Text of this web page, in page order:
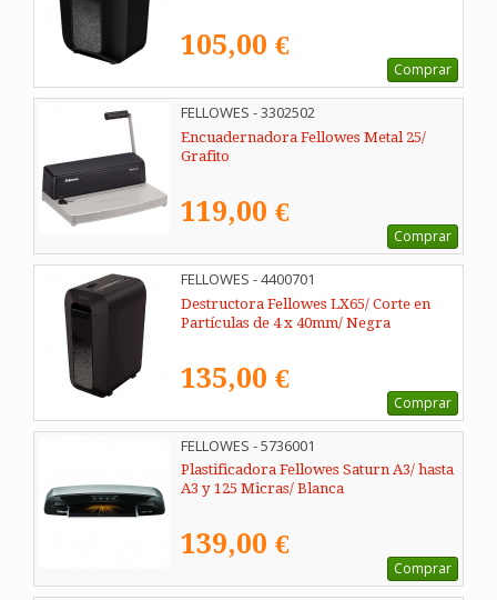
105,00 €
Comprar
FELLOWES - 3302502
Encuadernadora Fellowes Metal 25/
Grafito
119,00 €
Comprar
FELLOWES - 4400701
Destructora Fellowes LX65/ Corte en
Partículas de 4 x 40mm/ Negra
135,00 €
Comprar
FELLOWES - 5736001
Plastificadora Fellowes Saturn A3/ hasta
A3 y 125 Micras/ Blanca
139,00 €
Comprar